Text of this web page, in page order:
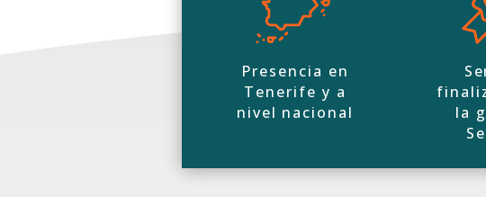
Presencia en
Tenerife y a
nivel nacional
la